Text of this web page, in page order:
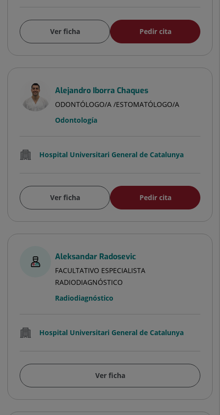
Ver ficha Pedir cita
Alejandro Iborra Chaques
ODONTÓLOGO/A /ESTOMATÓLOGO/A
Odontología
Hospital Universitari General de Catalunya
Ver ficha Pedir cita
Aleksandar Radosevic
FACULTATIVO ESPECIALISTA
RADIODIAGNÓSTICO
Radiodiagnóstico
Hospital Universitari General de Catalunya
Ver ficha